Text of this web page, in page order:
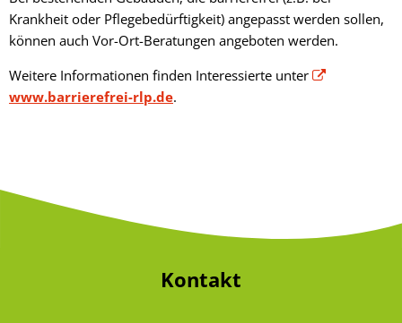
Krankheit oder Pflegebedürftigkeit) angepasst werden sollen,
können auch Vor-Ort-Beratungen angeboten werden.
Weitere Informationen finden Interessierte unter
www.barrierefrei-rlp.de.
Kontakt